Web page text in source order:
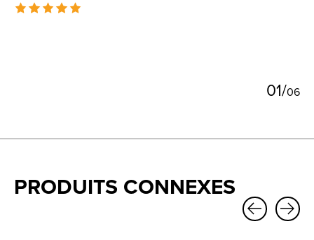
The rating of this product is
01/06
PRODUITS CONNEXES